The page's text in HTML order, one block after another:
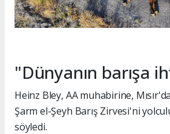
"Dünyanın barışa
Heinz Bley, AA muhabirine,
Şarm el-Şeyh Barış Zirvesi'ni
söyledi.